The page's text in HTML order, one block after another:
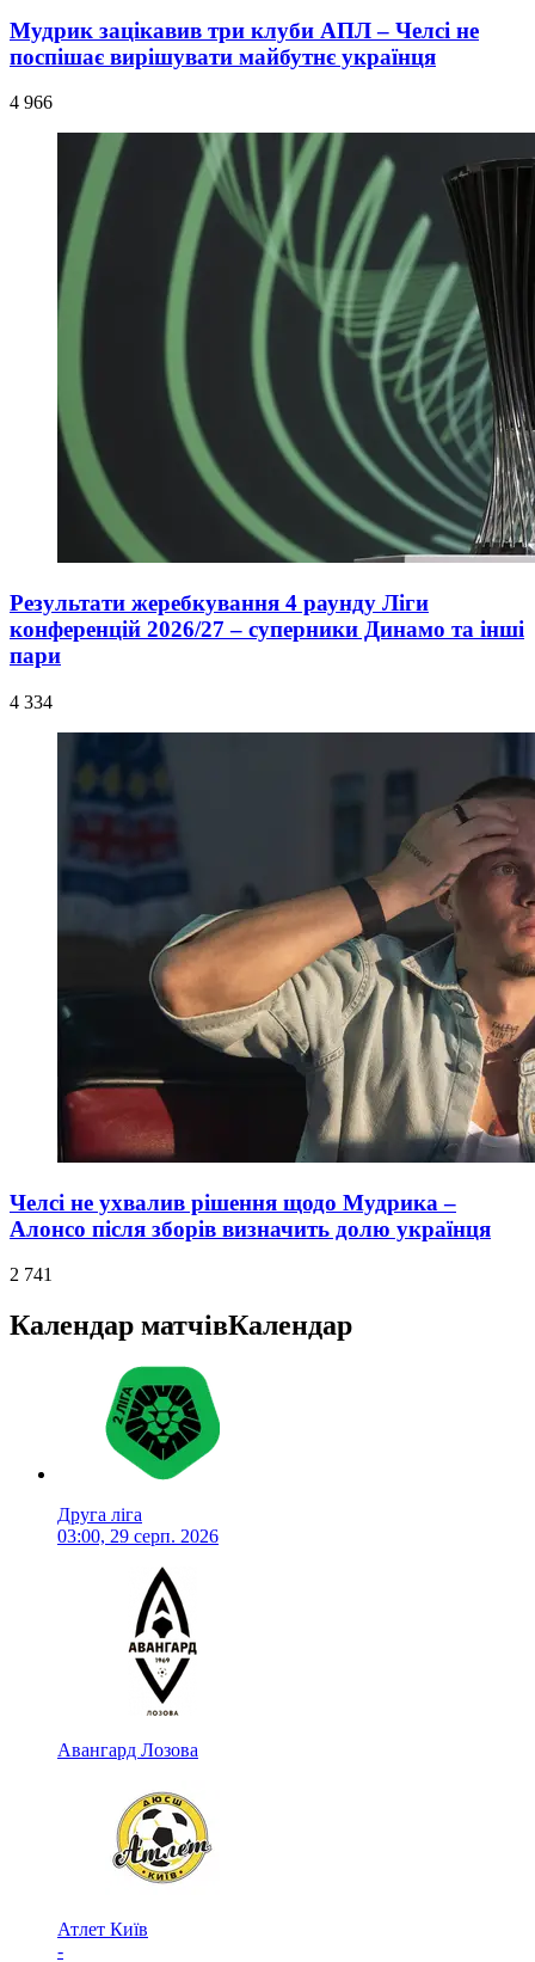
Мудрик зацікавив три клуби АПЛ – Челсі не
поспішає вирішувати майбутнє українця
4 966
Результати жеребкування 4 раунду Ліги
конференцій 2026/27 – суперники Динамо та інші
пари
4 334
Челсі не ухвалив рішення щодо Мудрика –
Алонсо після зборів визначить долю українця
2 741
Календар матчівКалендар
Друга ліга
03:00, 29 серп. 2026
Авангард Лозова
Атлет Київ
-